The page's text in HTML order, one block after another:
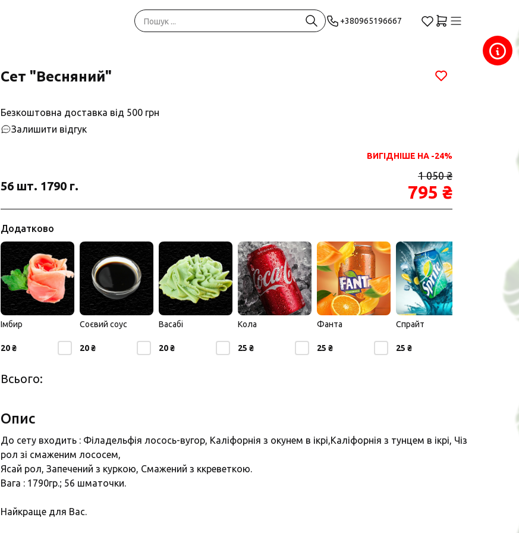
+380965196667
Сет "Весняний"
Безкоштовна доставка від 500 грн
Залишити відгук
ВИГІДНІШЕ НА -24%
56 шт. 1790 г.
1 050 ₴
795 ₴
Додатково
Імбир
20 ₴
Соєвий соус
20 ₴
Васабі
20 ₴
Кола
25 ₴
Фанта
25 ₴
Спрайт
25 ₴
Всього:
Опис
До сету входить : Філадельфія лосось-вугор, Каліфорнія з окунем в ікрі,Каліфорнія з тунцем в ікрі, Чіз
рол зі смаженим лососем,
Ясай рол, Запечений з куркою, Смажений з ккреветкою.
Вага : 1790гр.; 56 шматочки.
Найкраще для Вас.